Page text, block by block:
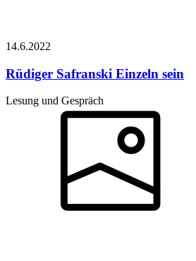
14.6.2022
Rüdiger Safranski Einzeln sein
Lesung und Gespräch